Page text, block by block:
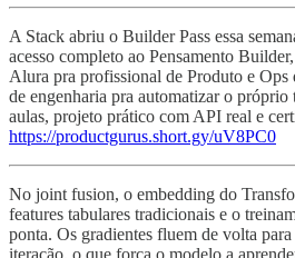
A Stack abriu o Builder Pass essa
acesso completo ao Pensamento
Alura pra profissional de Produto e Ops
de engenharia pra automatizar o
aulas, projeto prático com API real e
https://productgurus.short.gy/uV8PC0
No joint fusion, o embedding do
features tabulares tradicionais e o
ponta. Os gradientes fluem de volta
iteração, o que força o modelo a